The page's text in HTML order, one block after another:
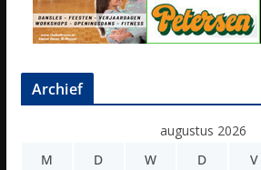
Archief
augustus 2026
M
D W D V